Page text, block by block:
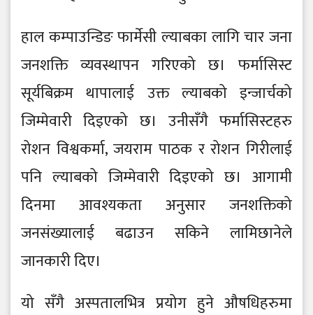
हाल कम्पाउन्डिङ फार्मेसी ल्याबका लागि चार जना
जनशक्ति व्यवस्थापन गरिएको छ। फर्मासिस्ट
सूर्यबिक्रम थापालाई उक्त ल्याबको इन्जार्चको
जिम्मेवारी दिइएको छ। उनीसँगै फर्मासिस्टहरु
रोशन विश्वकर्मा, जयराम पाठक र रोशन गिरीलाई
पनि ल्याबको जिम्मेवारी दिइएको छ। आगामी
दिनमा आवश्यकता अनुसार जनशक्तिको
जनसंख्यालाई बढाउन सकिने लामिछानेले
जानकारी दिए।
यो सँगै अस्पतालभित्र प्रयोग हुने औषधिहरुमा